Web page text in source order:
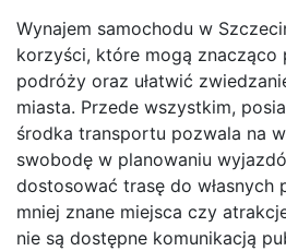
Wynajem samochodu w
korzyści, które mogą
podróży oraz ułatwić
miasta. Przede wszystkim,
środka transportu pozwala na
swobodę w planowaniu
dostosować trasę do własnych
mniej znane miejsca czy
nie są dostępne komunikacją